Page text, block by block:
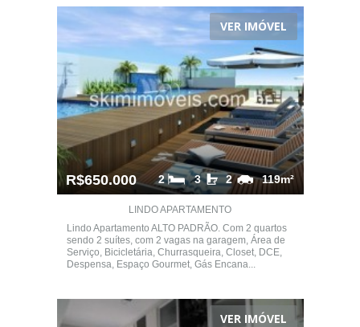
VER IMÓVEL
R$650.000 119m²
2
3
2
LINDO APARTAMENTO
Lindo Apartamento ALTO PADRÃO. Com 2 quartos
sendo 2 suítes, com 2 vagas na garagem, Área de
Serviço, Bicicletária, Churrasqueira, Closet, DCE,
Despensa, Espaço Gourmet, Gás Encana...
VER IMÓVEL